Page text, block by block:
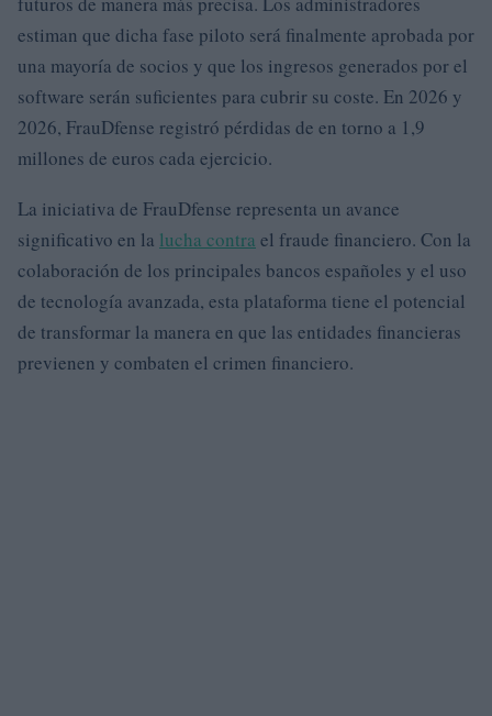
estiman que dicha fase piloto será finalmente aprobada por
una mayoría de socios y que los ingresos generados por el
software serán suficientes para cubrir su coste. En 2026 y
2026, FrauDfense registró pérdidas de en torno a 1,9
millones de euros cada ejercicio.
La iniciativa de FrauDfense representa un avance
significativo en la lucha contra el fraude financiero. Con la
colaboración de los principales bancos españoles y el uso
de tecnología avanzada, esta plataforma tiene el potencial
de transformar la manera en que las entidades financieras
previenen y combaten el crimen financiero.